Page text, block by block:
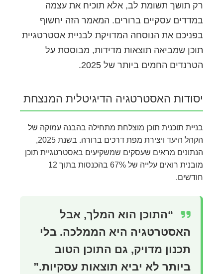
רק תושך תשומת לב, אלא תוכיח את עצמה
במדדים עסקיים ברורים. המאמר הזה יחשוף
בפניכם את הנוסחה המדויקת לבניית אסטרטגיית
תוכן שמביאה תוצאות מדידות, מבוססת על
הטרנדים החמים ביותר של 2025.
יסודות האסטרטגיה הדיגיטלית המנצחת
בניית תוכנית תוכן מוצלחת מתחילה בהבנה עמוקה של
הקהל היעד ויצירת מפת דרכים ברורה. בשנת 2025,
הנתונים מראים שעסקים שמשקיעים באסטרטגיית תוכן
מובנית רואים עלייה של 67% בהכנסות בתוך 12
חודשים.
“התוכן הוא המלך, אבל
האסטרטגיה היא הממלכה. בלי
תכנון מדויק, גם התוכן הטוב
ביותר לא יביא תוצאות עסקיות.”